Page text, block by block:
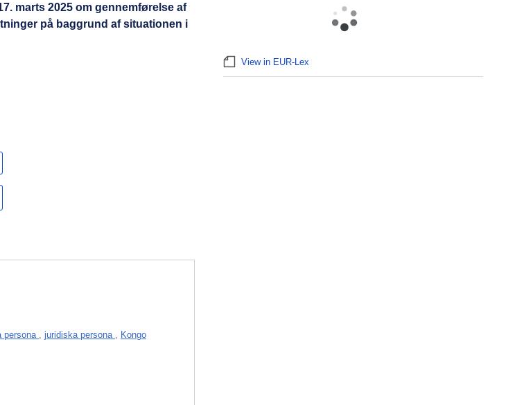
marts 2025 om gennemførelse af
på baggrund af situationen i
persona , juridiska persona , Kongo
View in EUR-Lex